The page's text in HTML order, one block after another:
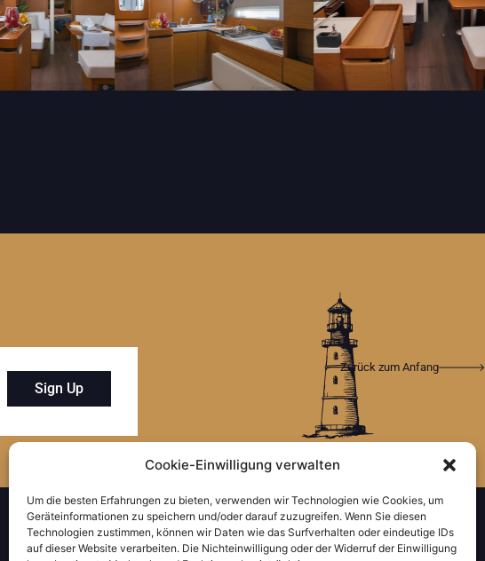
Cookie-Einwilligung verwalten
Um die besten Erfahrungen zu bieten, verwenden wir Technologien wie Cookies, um
Geräteinformationen zu speichern und/oder darauf zuzugreifen. Wenn Sie diesen
Technologien zustimmen, können wir Daten wie das Surfverhalten oder eindeutige IDs
auf dieser Website verarbeiten. Die Nichteinwilligung oder der Widerruf der Einwilligung
Sign Up
Zurück zum Anfang